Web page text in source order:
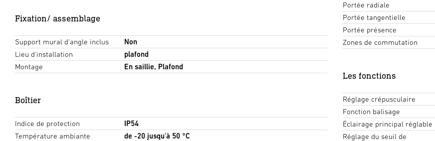
Fixation/ assemblage
Support mural d'angle inclus
Non
Lieu d'installation
plafond
Montage
En saillie, Plafond
Boîtier
Indice de protection
IP54
Température ambiante
de -20 jusqu'à 50 °C
Portée radiale
Portée tangentielle
Portée présence
Zones de commutation
Les fonctions
Réglage crépusculaire
Fonction balisage
Éclairage principal réglable
Réglage du seuil de